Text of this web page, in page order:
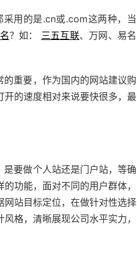
采用的是.cn或.com这两种，当
？如： 三五互联、万网、易名
重要，作为国内的网站建议购
的速度相对来说要快很多，最
要做个人站还是门户站，等确
功能，面对不同的用户群体，
网站目标定位，在做针对性选择
格，清晰展现公司水平实力，